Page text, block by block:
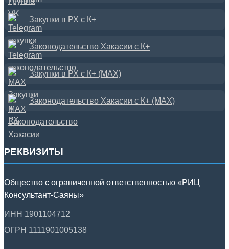
Закупки в РХ с К+
Законодательство Хакасии с К+
Закупки в РХ с К+ (MAX)
Законодательство Хакасии с К+ (MAX)
РЕКВИЗИТЫ
Общество с ограниченной ответственностью «РИЦ
Консультант-Саяны»
ИНН 1901104712
ОГРН 1111901005138